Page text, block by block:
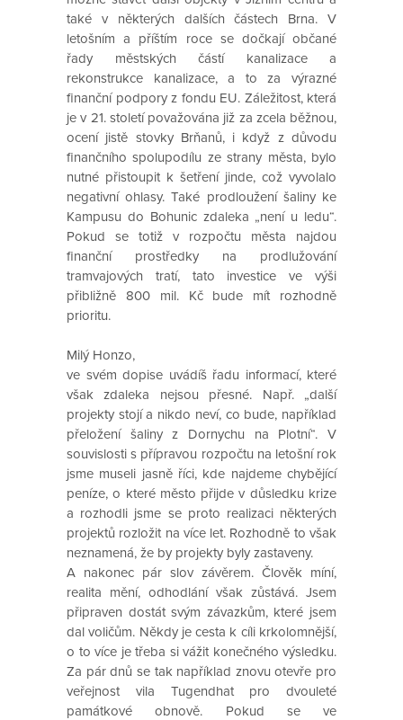
také v některých dalších částech Brna. V
letošním a příštím roce se dočkají občané
řady městských částí kanalizace a
rekonstrukce kanalizace, a to za výrazné
finanční podpory z fondu EU. Záležitost, která
je v 21. století považována již za zcela běžnou,
ocení jistě stovky Brňanů, i když z důvodu
finančního spolupodílu ze strany města, bylo
nutné přistoupit k šetření jinde, což vyvolalo
negativní ohlasy. Také prodloužení šaliny ke
Kampusu do Bohunic zdaleka „není u ledu“.
Pokud se totiž v rozpočtu města najdou
finanční prostředky na prodlužování
tramvajových tratí, tato investice ve výši
přibližně 800 mil. Kč bude mít rozhodně
prioritu.
Milý Honzo,
ve svém dopise uvádíš řadu informací, které
však zdaleka nejsou přesné. Např. „další
projekty stojí a nikdo neví, co bude, například
přeložení šaliny z Dornychu na Plotní“. V
souvislosti s přípravou rozpočtu na letošní rok
jsme museli jasně říci, kde najdeme chybějící
peníze, o které město přijde v důsledku krize
a rozhodli jsme se proto realizaci některých
projektů rozložit na více let. Rozhodně to však
neznamená, že by projekty byly zastaveny.
A nakonec pár slov závěrem. Člověk míní,
realita mění, odhodlání však zůstává. Jsem
připraven dostát svým závazkům, které jsem
dal voličům. Někdy je cesta k cíli krkolomnější,
o to více je třeba si vážit konečného výsledku.
Za pár dnů se tak například znovu otevře pro
veřejnost vila Tugendhat pro dvouleté
památkové obnově. Pokud se ve